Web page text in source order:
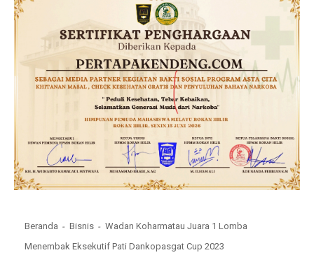
Beranda Bisnis
Wadan Koharmatau Juara 1 Lomba
Menembak Eksekutif Pati Dankopasgat Cup 2023